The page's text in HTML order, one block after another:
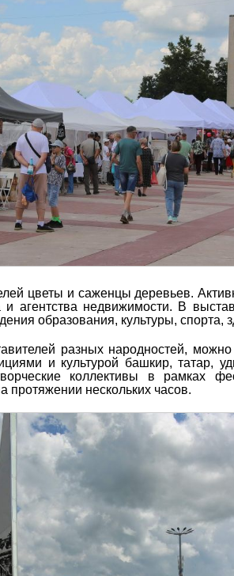
цветы и саженцы деревьев.
и агентства недвижимости. В
образования, культуры, спорта,
разных народностей,
и культурой башкир,
коллективы в рамках
протяжении нескольких часов.